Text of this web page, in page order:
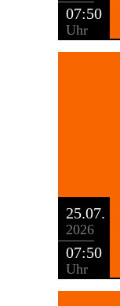
07:50
Uhr
25.07.
2026
07:50
Uhr